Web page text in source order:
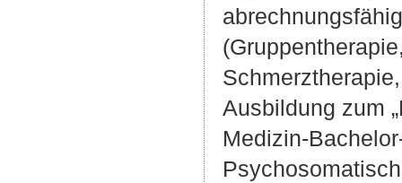
Ausbildung zum
Medizin-